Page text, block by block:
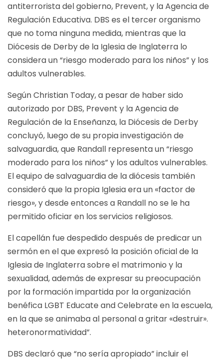
antiterrorista del gobierno, Prevent, y la Agencia de
Regulación Educativa. DBS es el tercer organismo
que no toma ninguna medida, mientras que la
Diócesis de Derby de la Iglesia de Inglaterra lo
considera un “riesgo moderado para los niños” y los
adultos vulnerables.
Según Christian Today, a pesar de haber sido
autorizado por DBS, Prevent y la Agencia de
Regulación de la Enseñanza, la Diócesis de Derby
concluyó, luego de su propia investigación de
salvaguardia, que Randall representa un “riesgo
moderado para los niños” y los adultos vulnerables.
El equipo de salvaguardia de la diócesis también
consideró que la propia Iglesia era un «factor de
riesgo», y desde entonces a Randall no se le ha
permitido oficiar en los servicios religiosos.
El capellán fue despedido después de predicar un
sermón en el que expresó la posición oficial de la
Iglesia de Inglaterra sobre el matrimonio y la
sexualidad, además de expresar su preocupación
por la formación impartida por la organización
benéfica LGBT Educate and Celebrate en la escuela,
en la que se animaba al personal a gritar «destruir».
heteronormatividad”.
DBS declaró que “no sería apropiado” incluir el